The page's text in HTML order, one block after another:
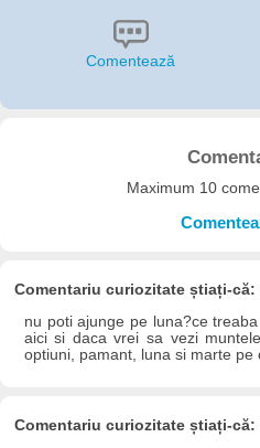
Comentează
Maximum 10
Comentariu curiozitate știați-că:
nu poti ajunge pe luna?ce
aici si daca vrei sa vezi
optiuni, pamant, luna si marte pe
Comentariu curiozitate știați-că: